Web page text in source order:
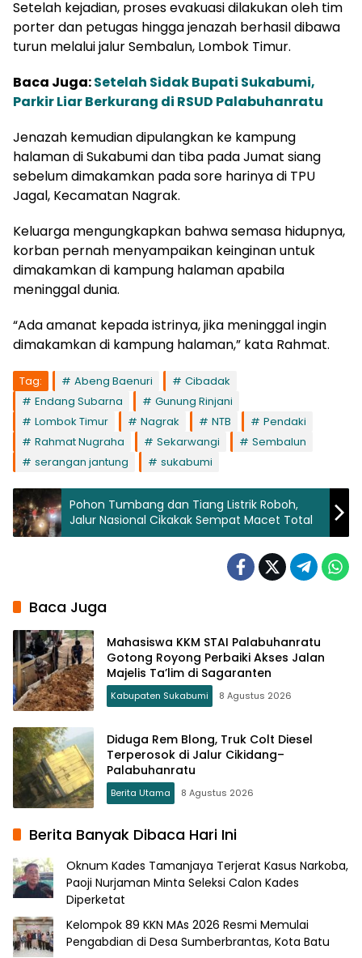
Setelah kejadian, proses evakuasi dilakukan oleh tim
porter dan petugas hingga jenazah berhasil dibawa
turun melalui jalur Sembalun, Lombok Timur.
Baca Juga:Setelah Sidak Bupati Sukabumi,
Parkir Liar Berkurang di RSUD Palabuhanratu
Jenazah kemudian dipulangkan ke kampung
halaman di Sukabumi dan tiba pada Jumat siang
sebelum dimakamkan pada sore harinya di TPU
Jagal, Kecamatan Nagrak.
Keluarga mengungkapkan bahwa semasa hidupnya,
korban pernah menyampaikan keinginan untuk
dimakamkan di kampung halaman apabila
meninggal dunia.
“Ada amanat kepada istrinya, jika meninggal ingin
dimakamkan di kampung halaman,” kata Rahmat.
Tag: Abeng Baenuri
Cibadak
Endang Subarna
Gunung Rinjani
Lombok Timur
Nagrak NTB
Pendaki
Rahmat Nugraha
Sekarwangi
Sembalun
serangan jantung
sukabumi
Pohon Tumbang dan Tiang Listrik Roboh,
Jalur Nasional Cikakak Sempat Macet Total
Baca Juga
Mahasiswa KKM STAI Palabuhanratu
Gotong Royong Perbaiki Akses Jalan
Majelis Ta’lim di Sagaranten
Kabupaten Sukabumi 8 Agustus 2026
Diduga Rem Blong, Truk Colt Diesel
Terperosok di Jalur Cikidang–
Palabuhanratu
Berita Utama 8 Agustus 2026
Berita Banyak Dibaca Hari Ini
Oknum Kades Tamanjaya Terjerat Kasus Narkoba,
Paoji Nurjaman Minta Seleksi Calon Kades
Diperketat
Kelompok 89 KKN MAs 2026 Resmi Memulai
Pengabdian di Desa Sumberbrantas, Kota Batu